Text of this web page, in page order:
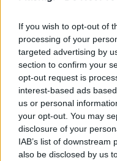
If you wish to opt-out of
processing of your
targeted advertising by
section to confirm your
opt-out request is
interest-based ads
us or personal
your opt-out. You may
disclosure of your
IAB’s list of
also be disclosed by us